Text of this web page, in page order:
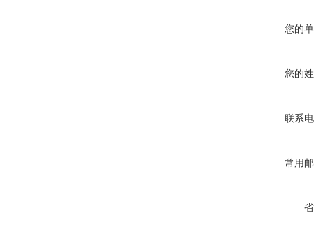
您的
您的
联系
常用